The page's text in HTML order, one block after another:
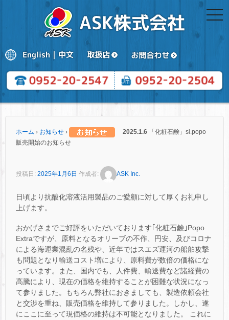
ホーム › お知らせ › 2025.1.6 「化粧石鹸」si.popo
販売開始のお知らせ
投稿日: 2025年1月6日 作成者: ASK Inc.
日頃より抗酸化溶液活用製品のご愛顧に対して厚くお礼申し
上げます。
おかげさまでご好評をいただいております｢化粧石鹸｣Popo
Extraですが、原料となるオリーブの不作、円安、及びコロナ
による海運業混乱の名残や、近年ではスエズ運河の船舶攻撃
も問題となり輸送コスト増により、原料費が数倍の価格にな
っています。また、国内でも、人件費、輸送費など諸経費の
高騰により、現在の価格を維持することが困難な状況になっ
て参りました。もちろん弊社におきましても、製造依頼会社
と交渉を重ね、販売価格を維持して参りました。しかし、遂
にここに至って現価格の維持は不可能となりました。 これに